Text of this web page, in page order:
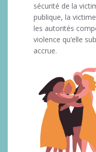
sécurité de la
publique, la
les autorités
violence qu’elle
accrue.